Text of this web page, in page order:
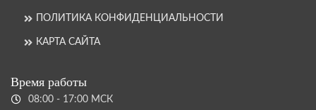
ПОЛИТИКА КОНФИДЕНЦИАЛЬНОСТИ
КАРТА САЙТА
Время работы
08:00 - 17:00 МСК